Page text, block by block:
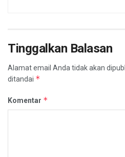
Tinggalkan Balasan
Alamat email Anda tidak akan
ditandai *
Komentar *